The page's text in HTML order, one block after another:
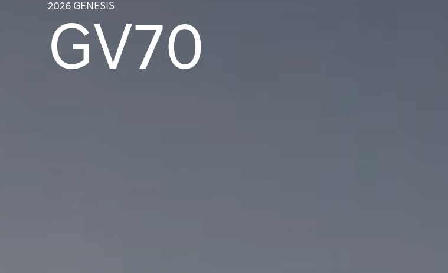
2026 GENESIS
GV70